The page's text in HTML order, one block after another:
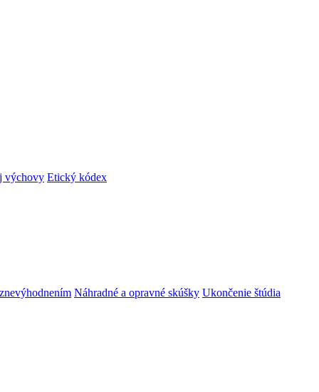
výchovy Etický kódex
Náhradné a opravné skúšky Ukončenie štúdia